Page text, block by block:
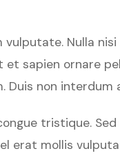
Nulla
et sapien ornare
Duis non
tristique.
erat mollis